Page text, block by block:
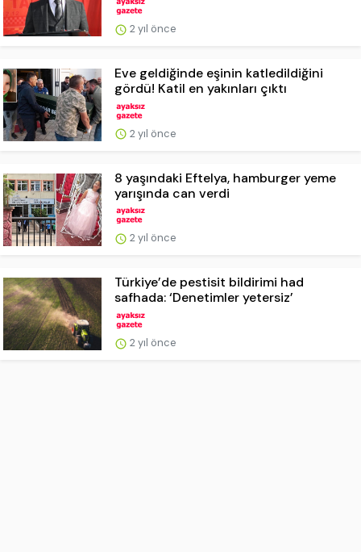
2 yıl önce
Eve geldiğinde eşinin katledildiğini
gördü! Katil en yakınları çıktı
2 yıl önce
8 yaşındaki Eftelya, hamburger yeme
yarışında can verdi
2 yıl önce
Türkiye’de pestisit bildirimi had
safhada: ‘Denetimler yetersiz’
2 yıl önce